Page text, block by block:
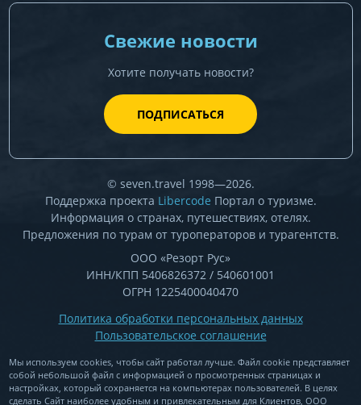
Свежие новости
Хотите получать новости?
ПОДПИСАТЬСЯ
© seven.travel 1998—2026.
Поддержка проекта Libercode Портал о туризме.
Информация о странах, путешествиях, отелях.
Предложения по турам от туроператоров и турагентств.
ООО «Резорт Рус»
ИНН/КПП 5406826372 / 540601001
ОГРН 1225400040470
Политика обработки персональных данных
Пользовательское соглашение
Мы используем cookies, чтобы сайт работал лучше. Файл cookie представляет
собой небольшой файл c информацией о просмотренных страницах и
настройках, который сохраняется на компьютерах пользователей. В целях
сделать Сайт наиболее удобным и привлекательным для Клиентов, ООО